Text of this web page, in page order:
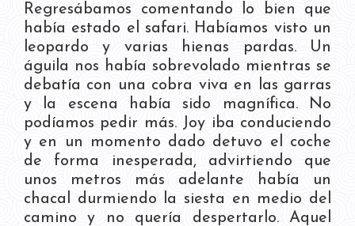
Regresábamos comentando lo bien que
había estado el safari. Habíamos visto un
leopardo y varias hienas pardas. Un
águila nos había sobrevolado mientras se
debatía con una cobra viva en las garras
y la escena había sido magnífica. No
podíamos pedir más. Joy iba conduciendo
y en un momento dado detuvo el coche
de forma inesperada, advirtiendo que
unos metros más adelante había un
chacal durmiendo la siesta en medio del
camino y no quería despertarlo. Aquel